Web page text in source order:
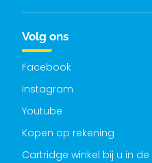
Volg ons
Facebook
Instagram
Youtube
Kopen op rekening
Cartridge winkel bij u in